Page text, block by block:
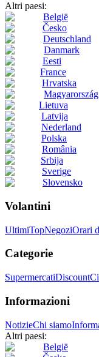
Altri paesi:
België
Česko
Deutschland
Danmark
Eesti
France
Hrvatska
Magyarország
Lietuva
Latvija
Nederland
Polska
România
Srbija
Sverige
Slovensko
Volantini
UltimiTopNegoziOrari
Categorie
SupermercatiDiscount
Informazioni
NotizieChi siamo
Altri paesi:
België